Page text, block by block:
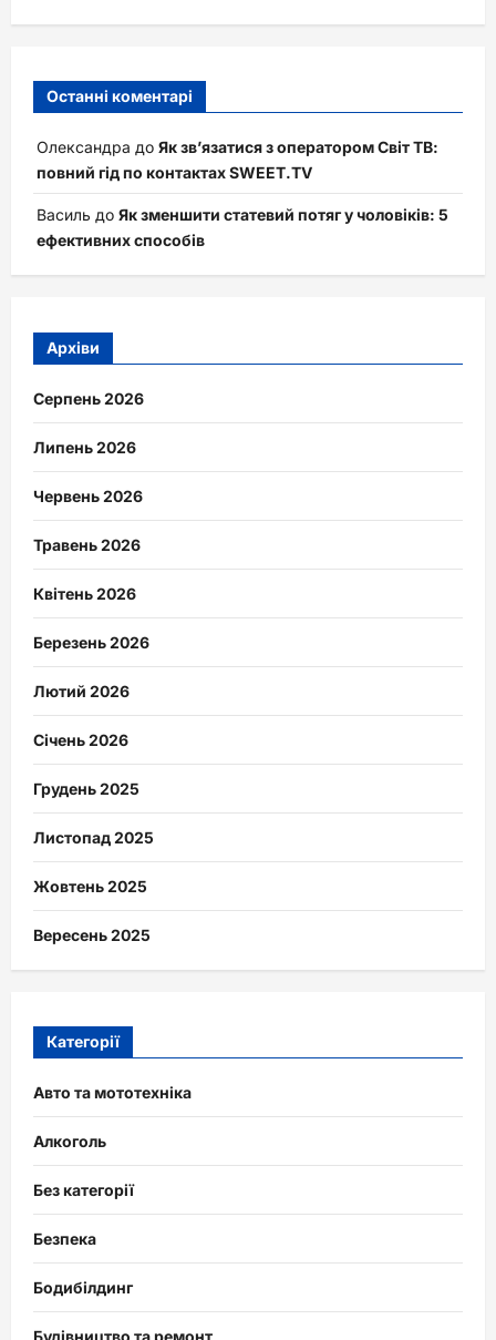
Останні коментарі
Олександра до Як зв’язатися з оператором Світ ТВ:
повний гід по контактах SWEET.TV
Василь до Як зменшити статевий потяг у чоловіків: 5
ефективних способів
Архіви
Серпень 2026
Липень 2026
Червень 2026
Травень 2026
Квітень 2026
Березень 2026
Лютий 2026
Січень 2026
Грудень 2025
Листопад 2025
Жовтень 2025
Вересень 2025
Категорії
Авто та мототехніка
Алкоголь
Без категорії
Безпека
Бодибілдинг